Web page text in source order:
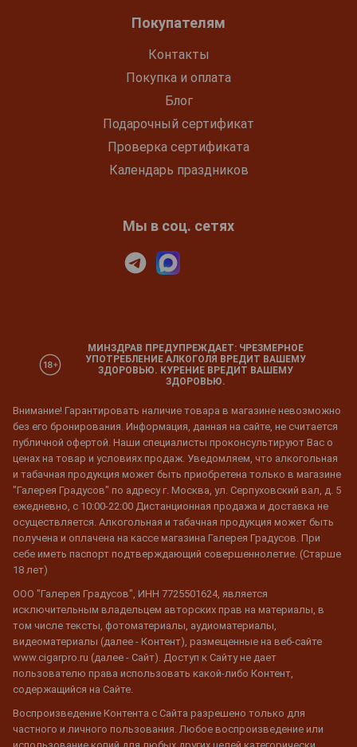
Покупателям
Контакты
Покупка и оплата
Блог
Подарочный сертификат
Проверка сертификата
Календарь праздников
Мы в соц. сетях
МИНЗДРАВ ПРЕДУПРЕЖДАЕТ: ЧРЕЗМЕРНОЕ
УПОТРЕБЛЕНИЕ АЛКОГОЛЯ ВРЕДИТ ВАШЕМУ
ЗДОРОВЬЮ. КУРЕНИЕ ВРЕДИТ ВАШЕМУ
ЗДОРОВЬЮ.
Внимание! Гарантировать наличие товара в магазине невозможно
без его бронирования. Информация, данная на сайте, не считается
публичной офертой. Наши специалисты проконсультируют Вас о
ценах на товар и условиях продаж. Уведомляем, что алкогольная
и табачная продукция может быть приобретена только в магазине
"Галерея Градусов" по адресу г. Москва, ул. Серпуховский вал, д. 5
ежедневно, с 10:00-22:00 Дистанционная продажа и доставка не
осуществляется. Алкогольная и табачная продукция может быть
получена и оплачена на кассе магазина Галерея Градусов. При
себе иметь паспорт подтверждающий совершеннолетие. (Старше
18 лет)
ООО "Галерея Градусов", ИНН 7725501624, является
исключительным владельцем авторских прав на материалы, в
том числе тексты, фотоматериалы, аудиоматериалы,
видеоматериалы (далее - Контент), размещенные на веб-сайте
www.cigarpro.ru (далее - Сайт). Доступ к Сайту не дает
пользователю права использовать какой-либо Контент,
содержащийся на Сайте.
Воспроизведение Контента с Сайта разрешено только для
частного и личного пользования. Любое воспроизведение или